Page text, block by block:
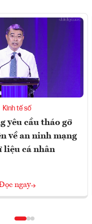
Kinh tế số
yêu cầu tháo gỡ
về an ninh mạng
liệu cá nhân
ngay